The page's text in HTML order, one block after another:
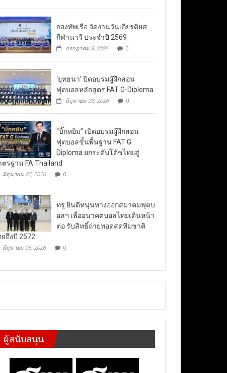
กองทัพเรือ จัดงานวันเกียรติยศ
กีฬานาวี ประจำปี 2569
กรกฎาคม 3, 2026 0
‘ยุทธนา’ ปิดอบรมผู้ฝึกสอน
ฟุตบอลหลักสูตร FAT G-Diploma
มิถุนายน 28, 2026 0
“บิ๊กหยิม” เปิดอบรมผู้ฝึกสอน
ฟุตบอลขั้นพื้นฐาน FAT G
Diploma ยกระดับโค้ชไทยสู่
ตรฐาน FA Thailand
มิถุนายน 25, 2026 0
ทรู ยินดีหนุนทางออกสมาคมฟุตบ
อลฯ เพื่ออนาคตบอลไทยเดินหน้า
ต่อ รับสิทธิ์ถ่ายทอดสดทีมชาติ
ยถึงปี 2572
มิถุนายน 25, 2026 0
ผู้สนับสนุน